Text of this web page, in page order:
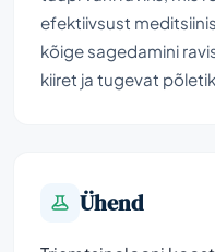
efektiivsust
kõige sagedamini
kiiret ja tugevat
Ühend